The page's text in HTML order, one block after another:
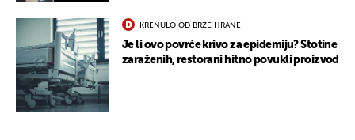
KRENULO OD BRZE HRANE
Je li ovo povrće krivo za epidemiju? Stotine
zaraženih, restorani hitno povukli proizvod